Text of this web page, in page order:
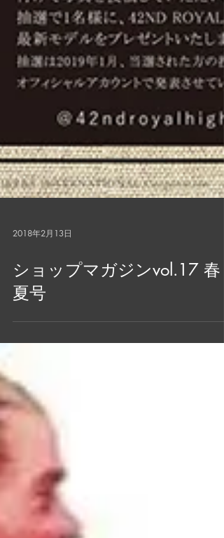
2018年2月13日
ショップマガジンvol.17 春
夏号